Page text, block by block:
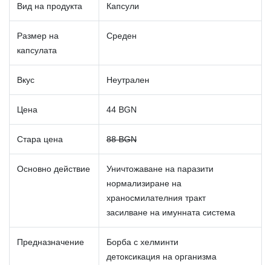
Вид на продукта Капсули
Размер на
капсулата
Среден
Вкус Неутрален
Цена 44 BGN
Стара цена 88 BGN
Основно действие
Уничтожаване на паразити
нормализиране на
храносмилателния тракт
засилване на имунната система
Предназначение
Борба с хелминти
детоксикация на организма